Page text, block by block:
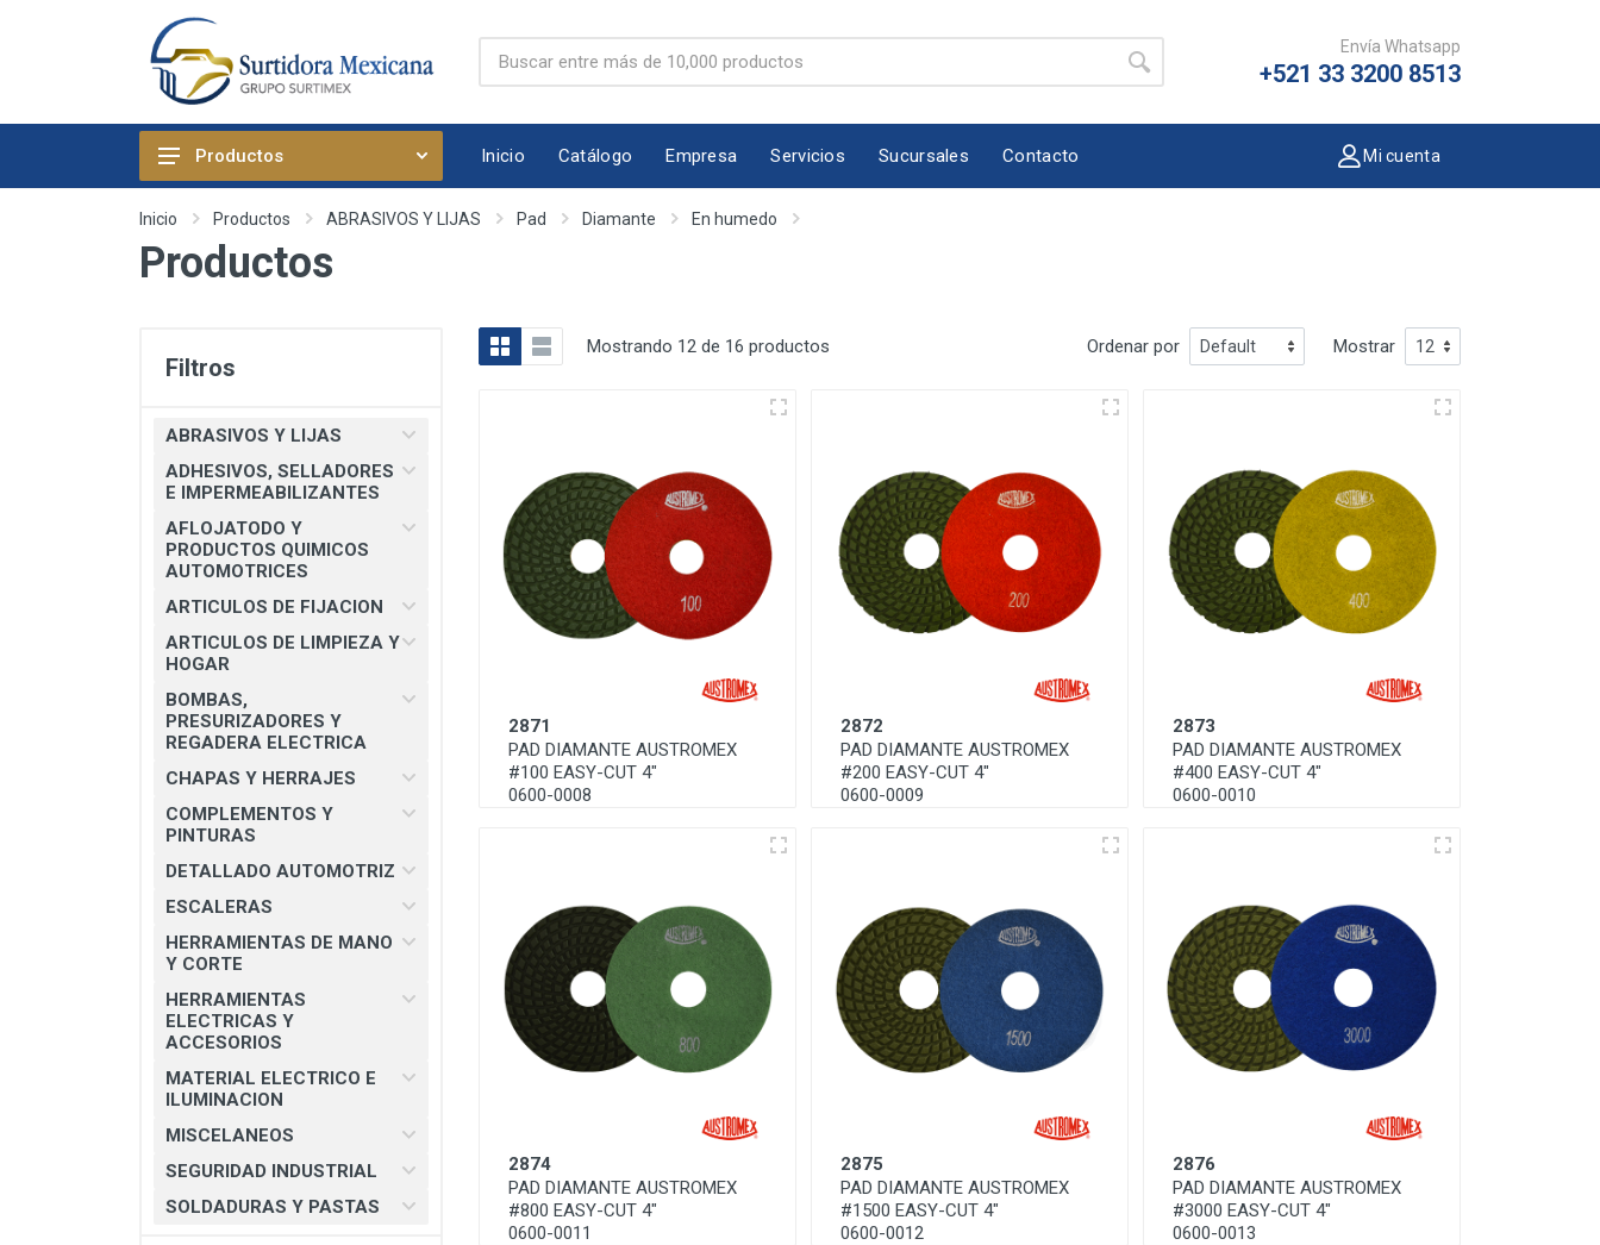
Envía Whatsapp
+521 33 3200 8513
ABRASIVOS Y LIJAS
ADHESIVOS, SELLADORES E
IMPERMEABILIZANTES
ARTICULOS DE FIJACION
HOGAR
BOMBAS, PRESURIZADORES Y
REGADERA ELECTRICA
CHAPAS Y HERRAJES
ESCALERAS
HERRAMIENTAS DE MANO Y
CORTE
HERRAMIENTAS ELECTRICAS Y
MATERIAL ELECTRICO E
MISCELANEOS
PRODUCTOS 3M
SOLDADURAS Y PASTAS
Productos Inicio Catálogo Empresa Servicios Sucursales Contacto Mi cuenta
Inicio Productos ABRASIVOS Y LIJAS Pad Diamante En humedo
Productos
Filtros
ABRASIVOS Y LIJAS
ADHESIVOS, SELLADORES
E IMPERMEABILIZANTES
AFLOJATODO Y
PRODUCTOS QUIMICOS
AUTOMOTRICES
ARTICULOS DE FIJACION
ARTICULOS DE LIMPIEZA Y
HOGAR
BOMBAS,
PRESURIZADORES Y
REGADERA ELECTRICA
CHAPAS Y HERRAJES
COMPLEMENTOS Y
PINTURAS
DETALLADO AUTOMOTRIZ
ESCALERAS
HERRAMIENTAS DE MANO
Y CORTE
HERRAMIENTAS
ELECTRICAS Y
ACCESORIOS
MATERIAL ELECTRICO E
ILUMINACION
MISCELANEOS
SEGURIDAD INDUSTRIAL
SOLDADURAS Y PASTAS
Mostrando 12 de 16 productos Ordenar por Mostrar
2871
PAD DIAMANTE AUSTROMEX
#100 EASY-CUT 4"
0600-0008
2872
PAD DIAMANTE AUSTROMEX
#200 EASY-CUT 4"
0600-0009
2873
PAD DIAMANTE AUSTROMEX
#400 EASY-CUT 4"
0600-0010
2874
PAD DIAMANTE AUSTROMEX
#800 EASY-CUT 4"
0600-0011
2875
PAD DIAMANTE AUSTROMEX
#1500 EASY-CUT 4"
0600-0012
2876
PAD DIAMANTE AUSTROMEX
#3000 EASY-CUT 4"
0600-0013